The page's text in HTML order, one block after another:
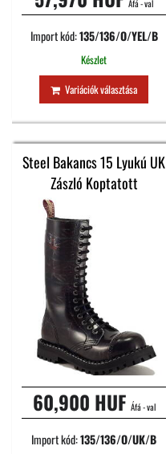
Áfá - val
Import kód:135/136/O/YEL/B
Készlet
Variációk választása
Steel Bakancs 15 Lyukú UK
Zászló Koptatott
60,900 HUF Áfá - val
Import kód:135/136/O/UK/B